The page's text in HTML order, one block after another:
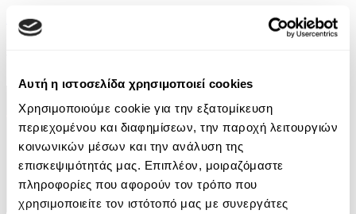
Αυτή η ιστοσελίδα χρησιμοποιεί cookies
Χρησιμοποιούμε cookie για την εξατομίκευση
περιεχομένου και διαφημίσεων, την παροχή λειτουργιών
κοινωνικών μέσων και την ανάλυση της
επισκεψιμότητάς μας. Επιπλέον, μοιραζόμαστε
πληροφορίες που αφορούν τον τρόπο που
χρησιμοποιείτε τον ιστότοπό μας με συνεργάτες
Σι Λόντε-Το Κορίτσι που Βρήκε τη Μουσική
5.00€